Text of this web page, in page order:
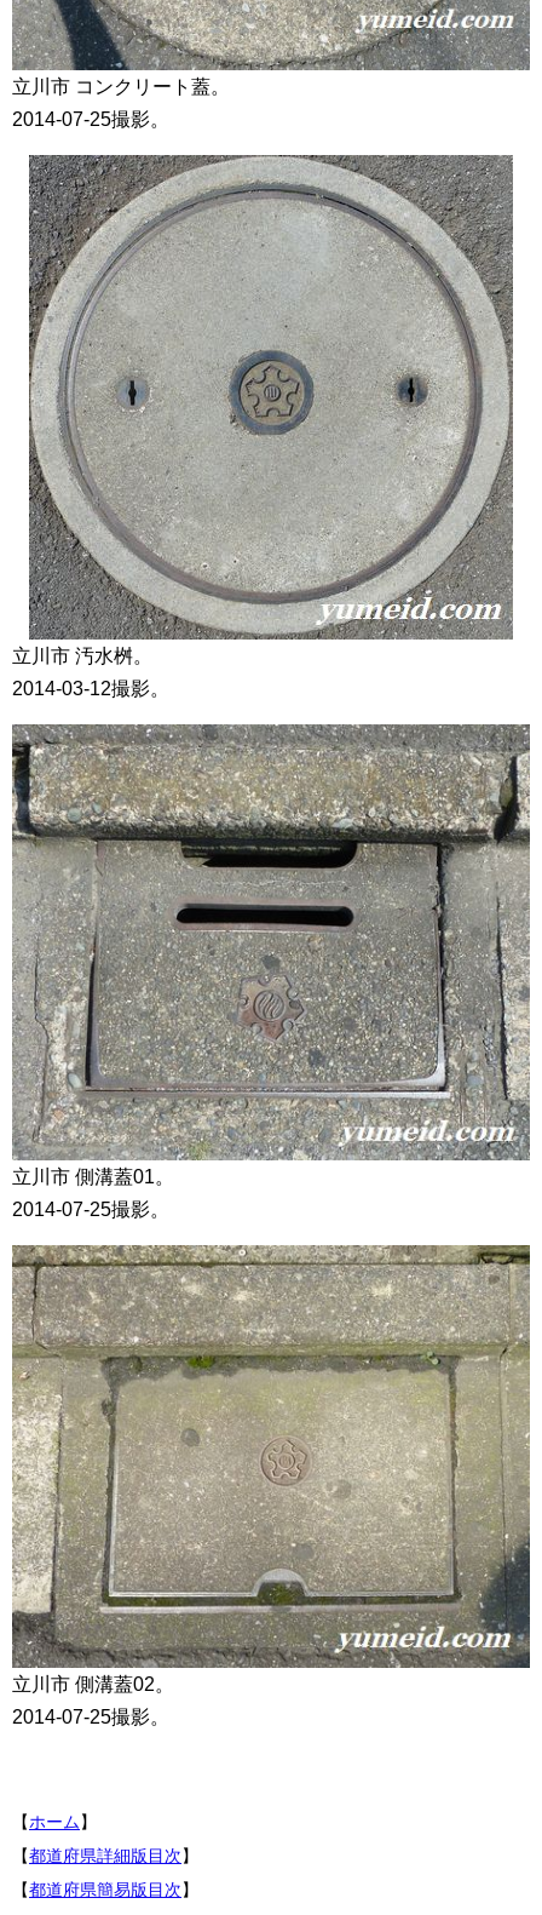
立川市 コンクリート蓋。
2014-07-25撮影。
立川市 汚水桝。
2014-03-12撮影。
立川市 側溝蓋01。
2014-07-25撮影。
立川市 側溝蓋02。
2014-07-25撮影。
【ホーム】
【都道府県詳細版目次】
【都道府県簡易版目次】